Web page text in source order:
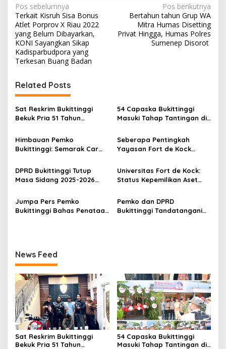
N
a
v
i
g
a
s
i
p
o
s
Pos sebelumnya
Terkait Kisruh Sisa Bonus
Atlet Porprov X Riau 2022
yang Belum Dibayarkan,
KONI Sayangkan Sikap
Kadisparbudpora yang
Terkesan Buang Badan
Pos berikutnya
Bertahun tahun Grup WA
Mitra Humas Disetting
Privat Hingga, Humas Polres
Sumenep Disorot
Related Posts
Sat Reskrim Bukittinggi
Bekuk Pria 51 Tahun
Scoopy
54 Capaska Bukittinggi
Masuki Tahap Tantingan di
Himbauan Pemko
Bukittinggi: Semarak Car
HUT ke I Komando Daerah
Militer (KODAM) XX/Tuanku
Imam Bonjol
Seberapa Pentingkah
Yayasan Fort de Kock
Perekonomian Masyarakat
Jam Gadang?
DPRD Bukittinggi Tutup
Masa Sidang 2025-2026
2026-2027, Wako Ramlan
Beri Apresiasi
Universitas Fort de Kock:
Status Kepemilikan Aset
Milik Yayasan Berdasarkan
Putusan Mahkamah Agung
Nomor 2108/K/Pdt/2022
Jumpa Pers Pemko
Bukittinggi Bahas Penataan
Pemko dan DPRD
Bukittinggi Tandatangani
News Feed
Sat Reskrim Bukittinggi
Bekuk Pria 51 Tahun
54 Capaska Bukittinggi
Masuki Tahap Tantingan di